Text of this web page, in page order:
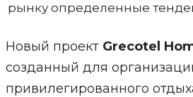
рынку определенные
Новый проект Grecotel
созданный для
привилегированного